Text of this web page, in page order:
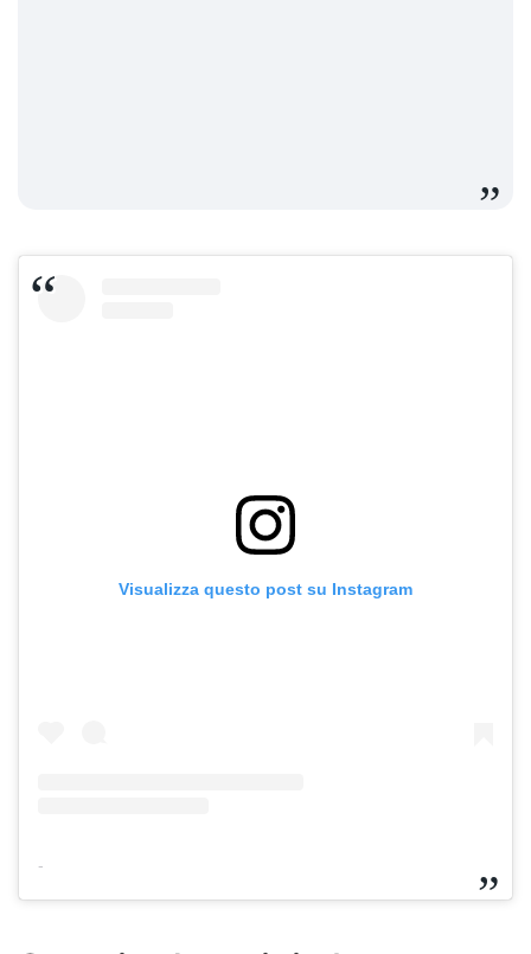
Visualizza questo post su Instagram
-